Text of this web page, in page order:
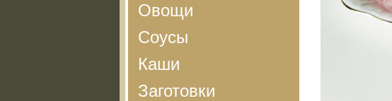
Овощи
Соусы
Каши
Заготовки